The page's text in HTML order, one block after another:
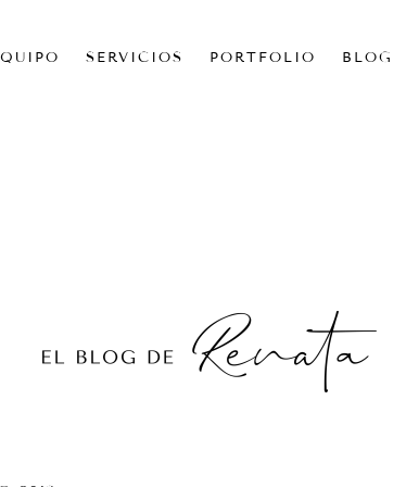
SERVICIOS PORTFOLIO BLOG